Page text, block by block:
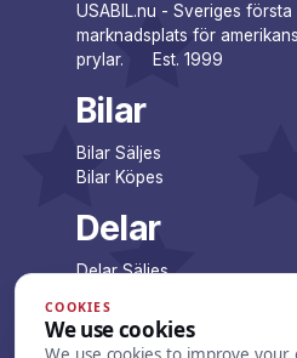
USABIL.nu - Sveriges
marknadsplats för
prylar. Est. 1999
Bilar
Bilar Säljes
Bilar Köpes
Delar
Delar Säljes
Företag
COOKIES
We use cookies